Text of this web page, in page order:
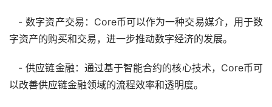
- 数字资产交易：Core币可以作为一种交易媒介，用于数
字资产的购买和交易，进一步推动数字经济的发展。
- 供应链金融：通过基于智能合约的核心技术，Core币可
以改善供应链金融领域的流程效率和透明度。